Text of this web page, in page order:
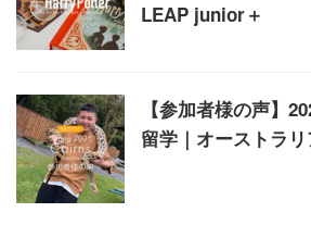
LEAP junior＋
【参加者様の声】
留学｜オーストラ